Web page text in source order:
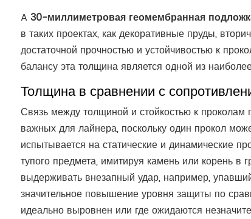
A30-миллиметровая геомембранная
в таких проектах, как декоративные пруды,
достаточной прочностью и устойчивостью к
балансу эта толщина является одной из
Толщина в сравнении с
Связь между толщиной и стойкостью к
важных для лайнера, поскольку один прокол
испытывается на статические и динамические
тупого предмета, имитируя камень или корень в
выдерживать внезапный удар, например,
значительное повышение уровня защиты по
идеально выровнен или где ожидаются